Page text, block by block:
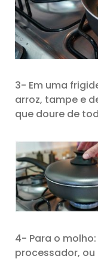
3- Em uma
arroz, tampe e
que doure de
4- Para o
processador,